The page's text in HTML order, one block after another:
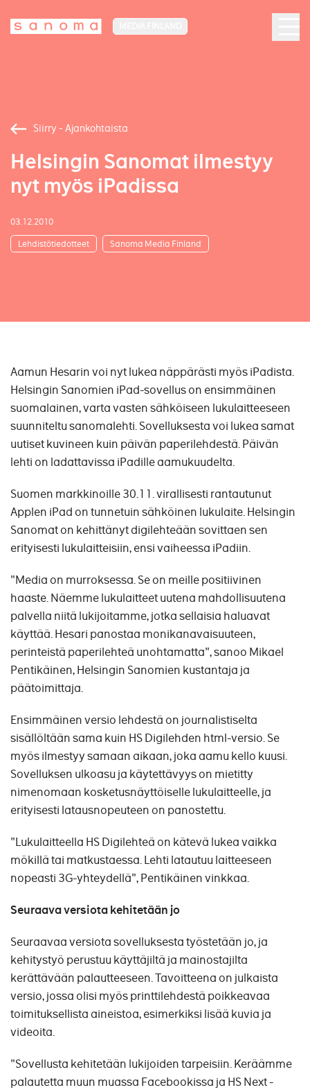
Siirry - Ajankohtaista
Helsingin Sanomat ilmestyy
nyt myös iPadissa
03.12.2010
Lehdistötiedotteet Sanoma Media Finland
Aamun Hesarin voi nyt lukea näppärästi myös iPadista.
Helsingin Sanomien iPad-sovellus on ensimmäinen
suomalainen, varta vasten sähköiseen lukulaitteeseen
suunniteltu sanomalehti. Sovelluksesta voi lukea samat
uutiset kuvineen kuin päivän paperilehdestä. Päivän
lehti on ladattavissa iPadille aamukuudelta.
Suomen markkinoille 30.11. virallisesti rantautunut
Applen iPad on tunnetuin sähköinen lukulaite. Helsingin
Sanomat on kehittänyt digilehteään sovittaen sen
erityisesti lukulaitteisiin, ensi vaiheessa iPadiin.
"Media on murroksessa. Se on meille positiivinen
haaste. Näemme lukulaitteet uutena mahdollisuutena
palvella niitä lukijoitamme, jotka sellaisia haluavat
käyttää. Hesari panostaa monikanavaisuuteen,
perinteistä paperilehteä unohtamatta", sanoo Mikael
Pentikäinen, Helsingin Sanomien kustantaja ja
päätoimittaja.
Ensimmäinen versio lehdestä on journalistiselta
sisällöltään sama kuin HS Digilehden html-versio. Se
myös ilmestyy samaan aikaan, joka aamu kello kuusi.
Sovelluksen ulkoasu ja käytettävyys on mietitty
nimenomaan kosketusnäyttöiselle lukulaitteelle, ja
erityisesti latausnopeuteen on panostettu.
"Lukulaitteella HS Digilehteä on kätevä lukea vaikka
mökillä tai matkustaessa. Lehti latautuu laitteeseen
nopeasti 3G-yhteydellä", Pentikäinen vinkkaa.
Seuraava versiota kehitetään jo
Seuraavaa versiota sovelluksesta työstetään jo, ja
kehitystyö perustuu käyttäjiltä ja mainostajilta
kerättävään palautteeseen. Tavoitteena on julkaista
versio, jossa olisi myös printtilehdestä poikkeavaa
toimituksellista aineistoa, esimerkiksi lisää kuvia ja
videoita.
"Sovellusta kehitetään lukijoiden tarpeisiin. Keräämme
palautetta muun muassa Facebookissa ja HS Next -